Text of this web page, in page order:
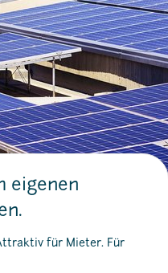
eigenen
für Mieter. Für